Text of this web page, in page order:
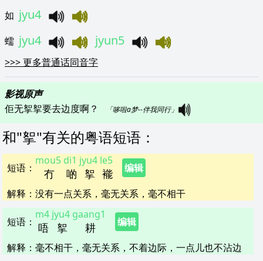
如 jyu4
蠕 jyu4 jyun5
>>>更多普通话同音字
影视原声
佢无挐挐要去边度啊？
「哆啦a梦--伴我同行」
和"挐"有关的粤语短语 ：
短语 ： 冇
mou5
啲
di1
挐
jyu4
褦
le5
编辑
解释 ： 没有一点关系，毫无关系，毫不相干
短语 ： 唔
m4
挐
jyu4
耕
gaang1
编辑
解释 ： 毫不相干，毫无关系，不着边际，一点儿也不沾边